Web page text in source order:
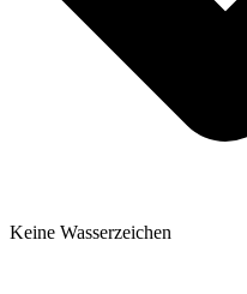
Keine Wasserzeichen